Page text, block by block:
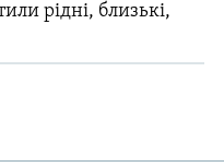
рідні, близькі,